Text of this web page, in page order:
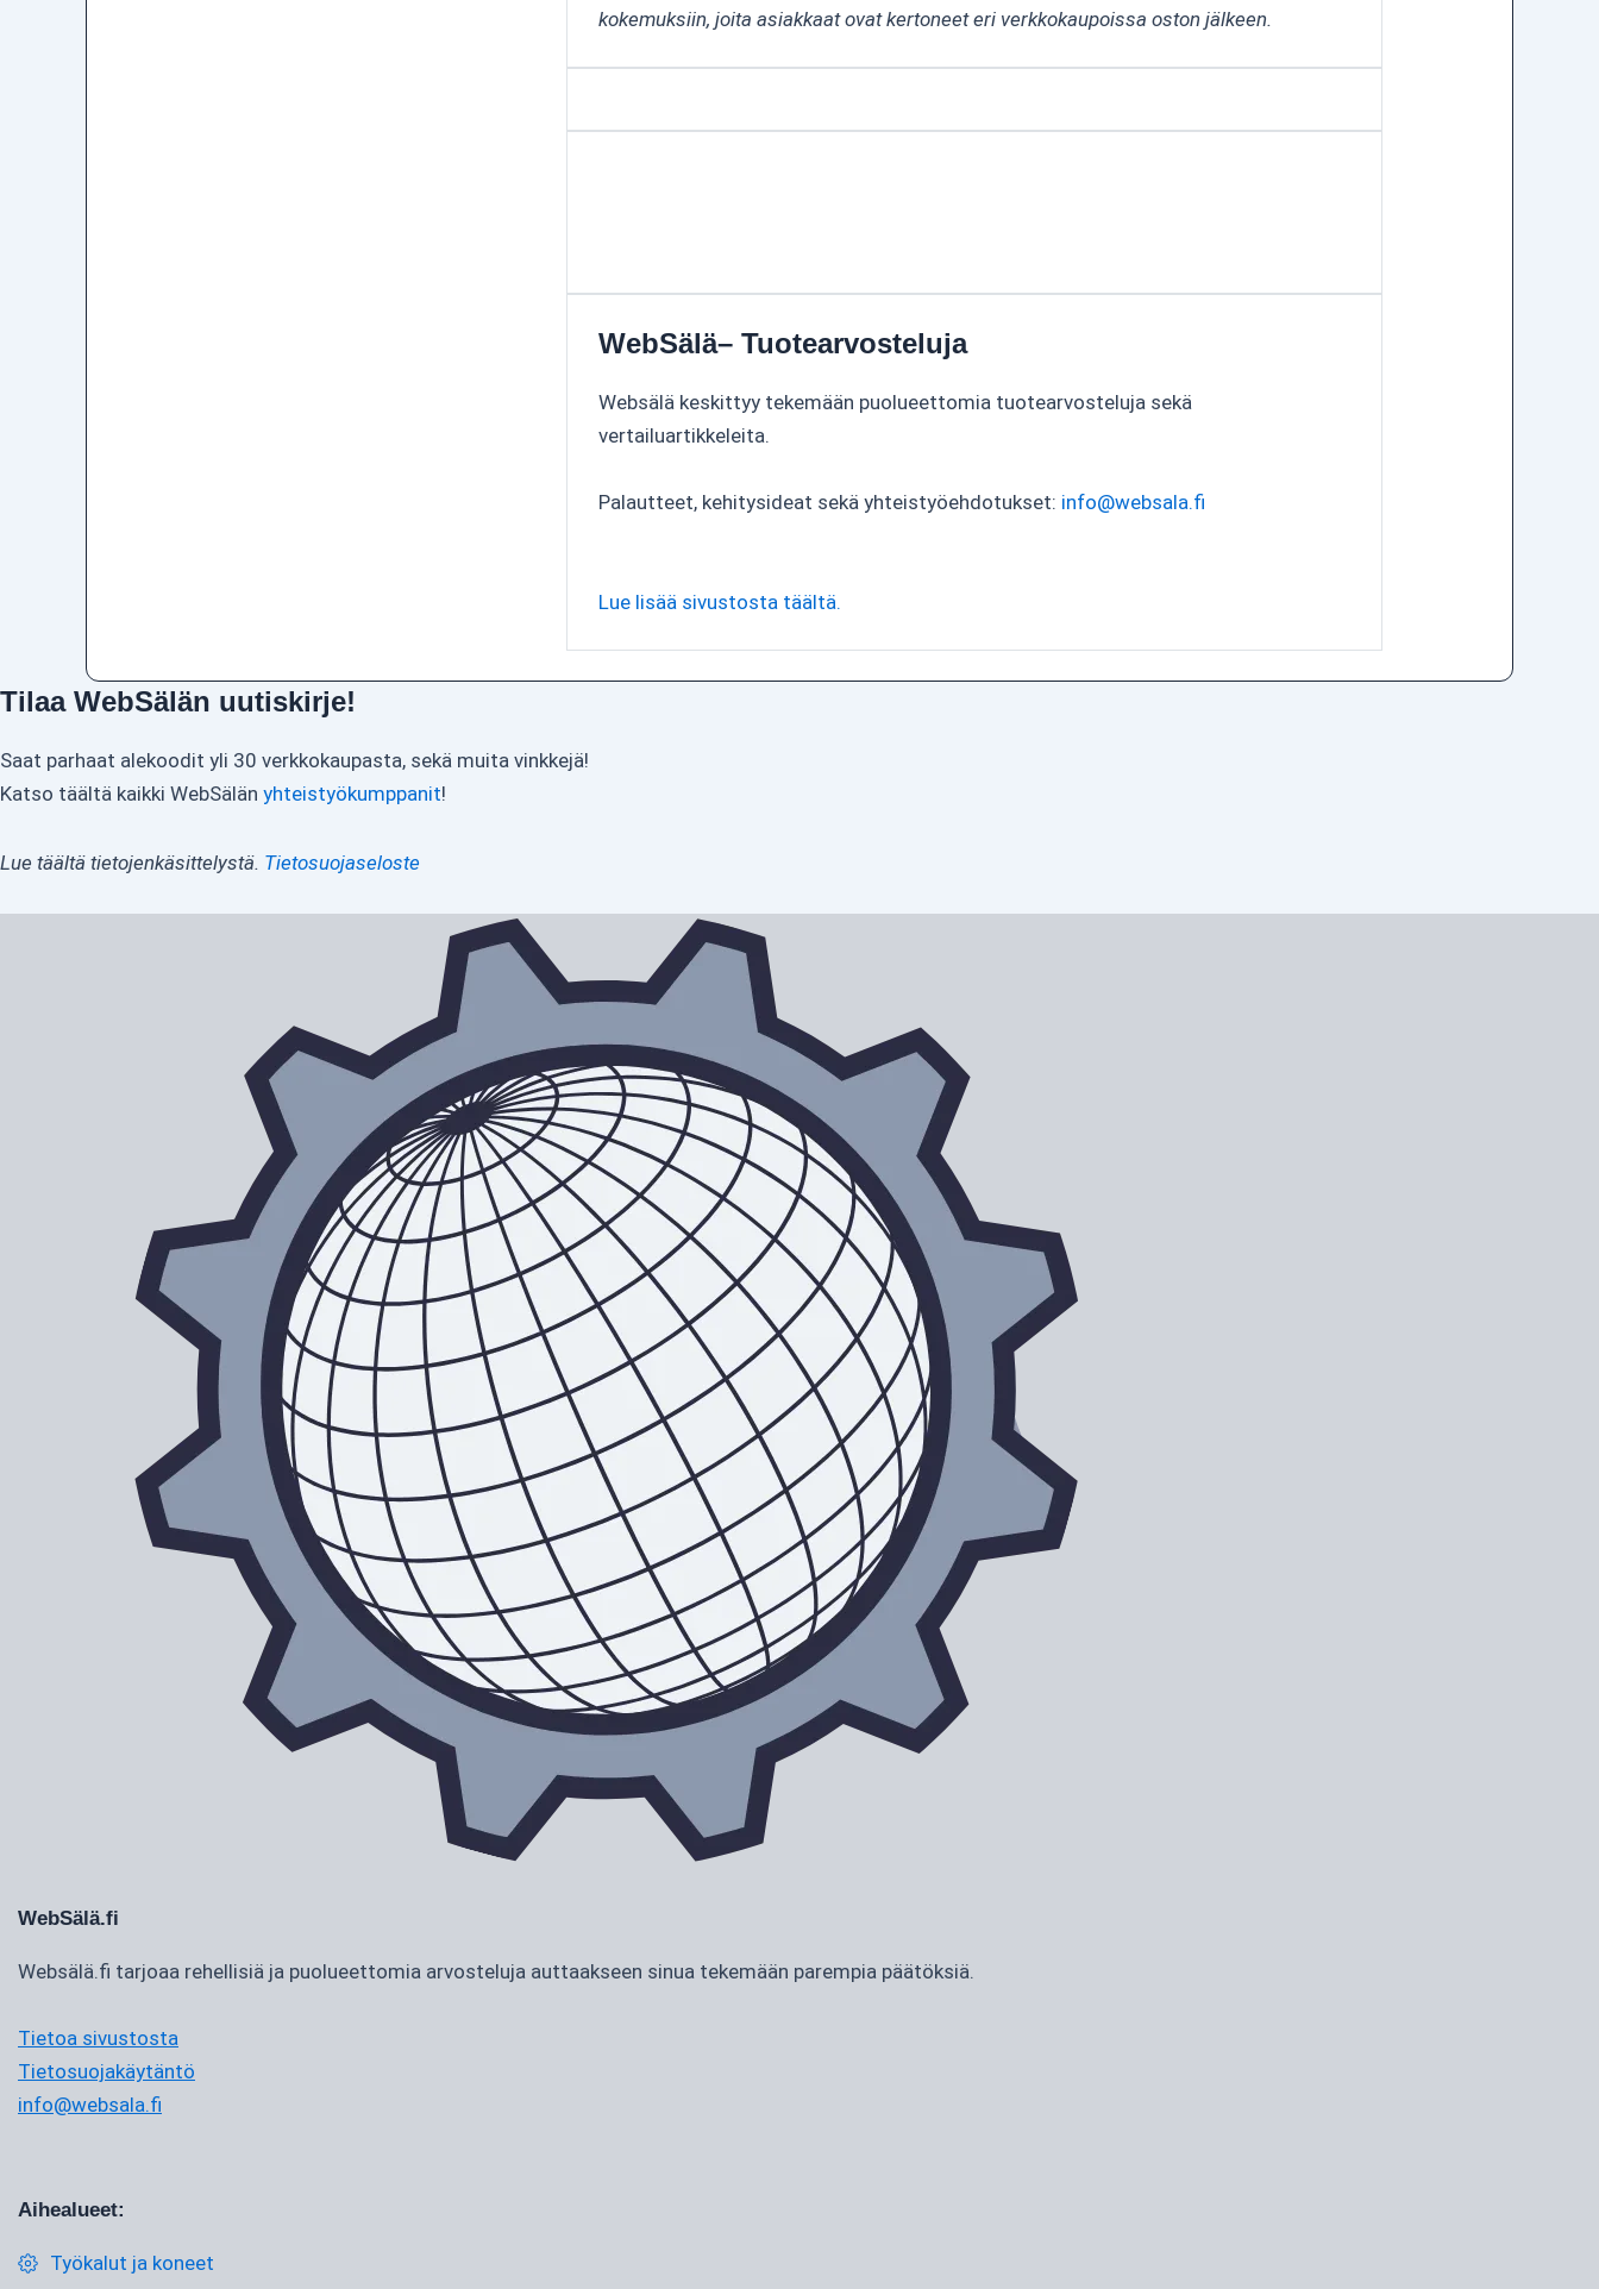
kokemuksiin, joita asiakkaat ovat kertoneet eri verkkokaupoissa oston jälkeen.
WebSälä– Tuotearvosteluja
Websälä keskittyy tekemään puolueettomia tuotearvosteluja sekä
vertailuartikkeleita.
Palautteet, kehitysideat sekä yhteistyöehdotukset: info@websala.fi
Lue lisää sivustosta täältä.
Tilaa WebSälän uutiskirje!
Saat parhaat alekoodit yli 30 verkkokaupasta, sekä muita vinkkejä!
Katso täältä kaikki WebSälän yhteistyökumppanit!
Lue täältä tietojenkäsittelystä. Tietosuojaseloste
WebSälä.fi
Websälä.fi tarjoaa rehellisiä ja puolueettomia arvosteluja auttaakseen sinua tekemään parempia päätöksiä.
Tietoa sivustosta
Tietosuojakäytäntö
info@websala.fi
Aihealueet:
Työkalut ja koneet